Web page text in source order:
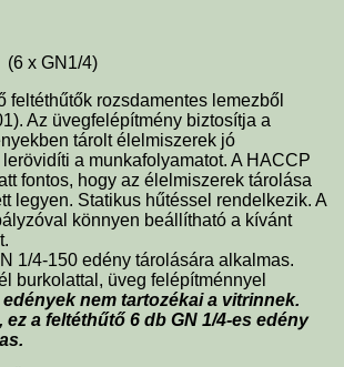
(6 x GN1/4)
feltéthűtők rozsdamentes lemezből
Az üvegfelépítmény biztosítja a
tárolt élelmiszerek jó
lerövidíti a munkafolyamatot. A HACCP
fontos, hogy az élelmiszerek tárolása
legyen. Statikus hűtéssel rendelkezik. A
könnyen beállítható a kívánt
1/4-150 edény tárolására alkalmas.
burkolattal, üveg felépítménnyel
edények nem tartozékai a vitrinnek.
a feltéthűtő 6 db GN 1/4-es edény